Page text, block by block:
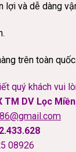
lợi và dễ dàng
trên toàn quốc.
quý khách vui
TM DV Lọc
08926